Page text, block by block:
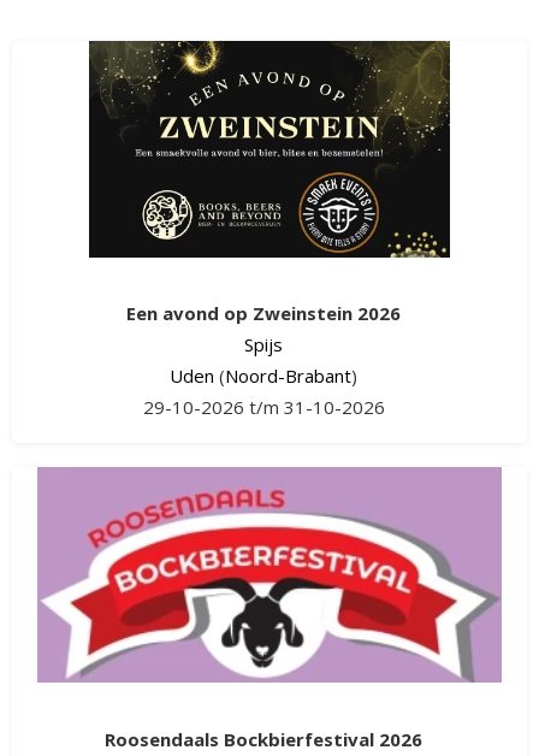
Een avond op Zweinstein 2026
Spijs
Uden (Noord-Brabant)
29-10-2026 t/m 31-10-2026
Roosendaals Bockbierfestival 2026